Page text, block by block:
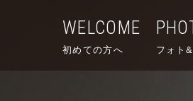
WELCOME
初めての方へ フォト